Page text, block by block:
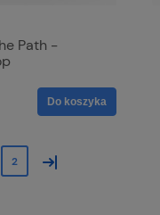
Path -
Do koszyka
2 »